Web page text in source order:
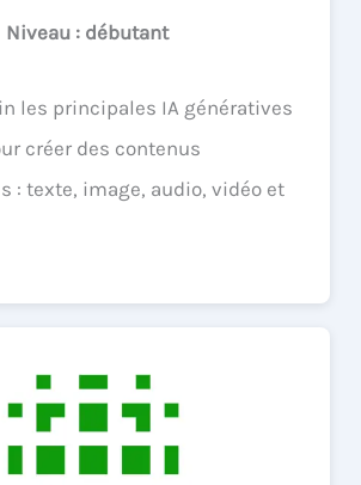
Niveau : débutant
les principales IA génératives
créer des contenus
: texte, image, audio, vidéo et